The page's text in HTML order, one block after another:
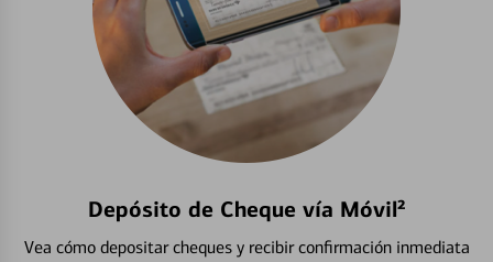
Depósito de Cheque vía Móvil²
Vea cómo depositar cheques y recibir confirmación inmediata